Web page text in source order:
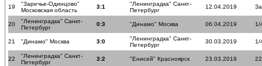
19
"Заречье-Одинцово"
Московская область
3:1
"Ленинградка" Санкт-
Петербург
12.04.2019
20
"Ленинградка" Санкт-
Петербург
0:3 "Динамо" Москва 06.04.2019 1/
21 "Динамо" Москва 3:0
"Ленинградка" Санкт-
Петербург
30.03.2019 1/
22
"Ленинградка" Санкт-
Петербург
3:2 "Енисей" Красноярск 23.03.2019